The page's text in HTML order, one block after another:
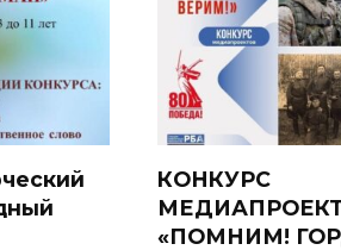
КОНКУРС
«ПОМНИМ!